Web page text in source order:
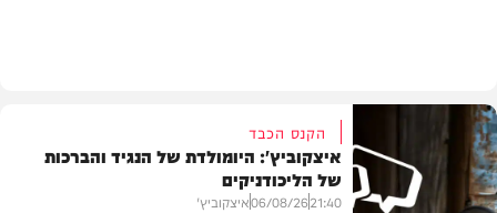
הקנס הכבד
איצקוביץ': היומולדת של הנגיד והברכות
של הליכודניקים
21:40
06/08/26איצקוביץ'